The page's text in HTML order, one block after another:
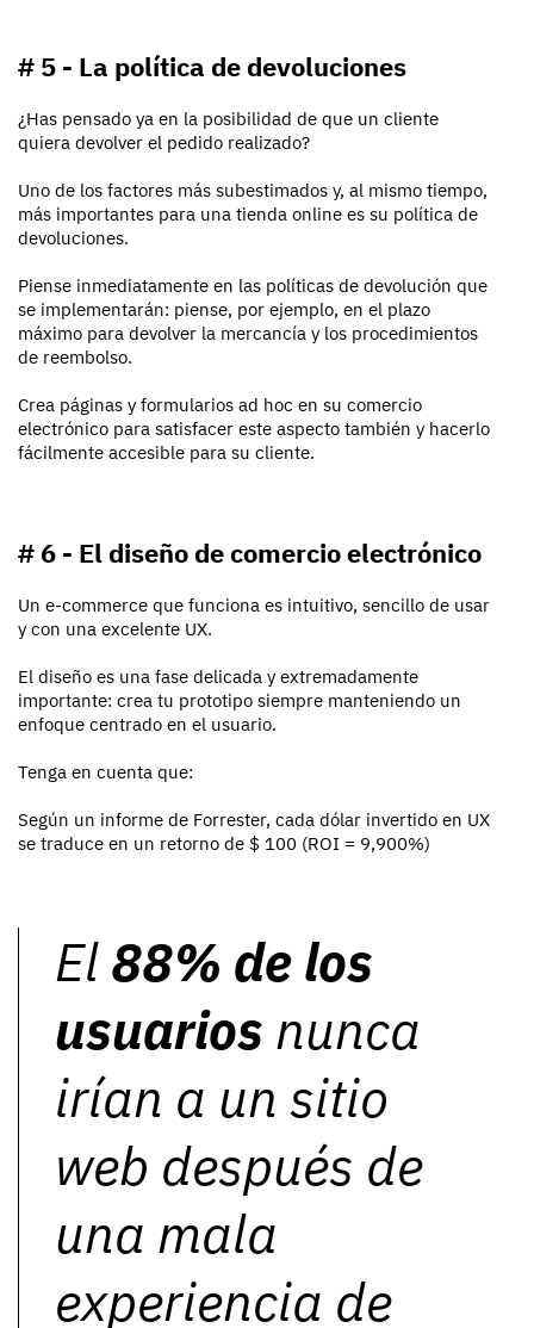
# 5 - La política de devoluciones
¿Has pensado ya en la posibilidad de que un cliente
quiera devolver el pedido realizado?
Uno de los factores más subestimados y, al mismo tiempo,
más importantes para una tienda online es su política de
devoluciones.
Piense inmediatamente en las políticas de devolución que
se implementarán: piense, por ejemplo, en el plazo
máximo para devolver la mercancía y los procedimientos
de reembolso.
Crea páginas y formularios ad hoc en su comercio
electrónico para satisfacer este aspecto también y hacerlo
fácilmente accesible para su cliente.
# 6 - El diseño de comercio electrónico
Un e-commerce que funciona es intuitivo, sencillo de usar
y con una excelente UX.
El diseño es una fase delicada y extremadamente
importante: crea tu prototipo siempre manteniendo un
enfoque centrado en el usuario.
Tenga en cuenta que:
Según un informe de Forrester, cada dólar invertido en UX
se traduce en un retorno de $ 100 (ROI = 9,900%)
El88% de los
usuarios nunca
irían a un sitio
web después de
una mala
experiencia de